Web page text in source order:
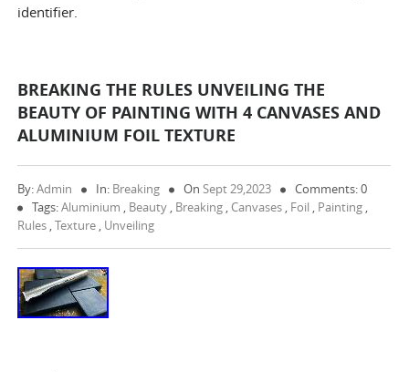
identifier.
BREAKING THE RULES UNVEILING THE
BEAUTY OF PAINTING WITH 4 CANVASES AND
ALUMINIUM FOIL TEXTURE
By:Admin In: Breaking OnSept 29,2023
Comments: 0
Tags:Aluminium , Beauty , Breaking , Canvases , Foil , Painting ,
Rules ,Texture , Unveiling